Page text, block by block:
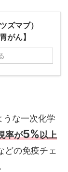
ズマブ）
がん】
うな一次化学
率が5%以上
どの免疫チェ